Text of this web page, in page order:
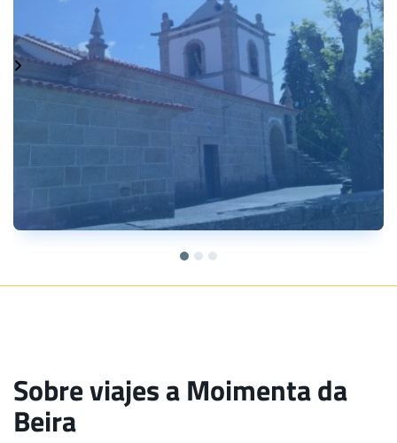
Sobre viajes a Moimenta da
Beira